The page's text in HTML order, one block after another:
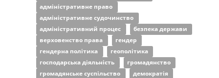
адміністративне право
адміністративне судочинство
адміністративний процес
безпека держави
верховенство права
гендер
гендерна політика
геополітика
господарська діяльність
громадянство
громадянське суспільство
демократія